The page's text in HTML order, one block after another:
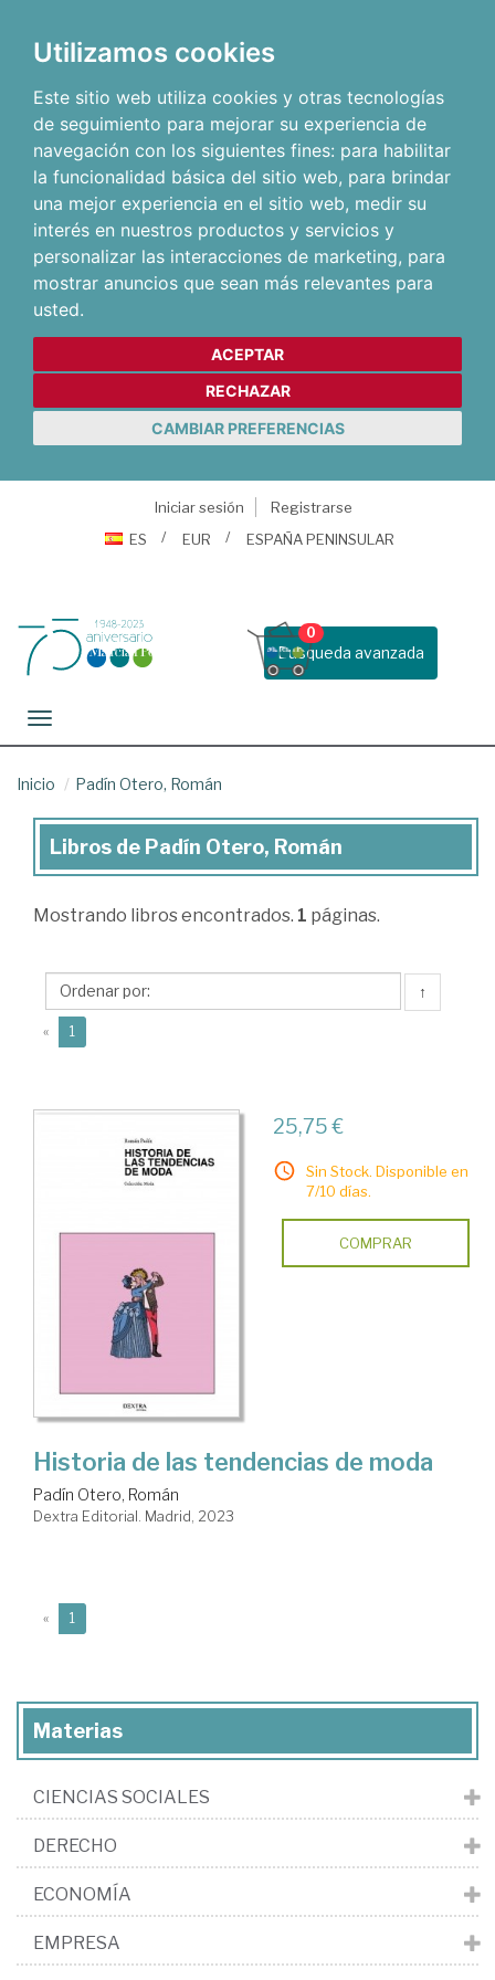
Utilizamos cookies
Este sitio web utiliza cookies y otras tecnologías
de seguimiento para mejorar su experiencia de
navegación con los siguientes fines: para habilitar
la funcionalidad básica del sitio web, para brindar
una mejor experiencia en el sitio web, medir su
interés en nuestros productos y servicios y
personalizar las interacciones de marketing, para
mostrar anuncios que sean más relevantes para
usted.
ACEPTAR
RECHAZAR
CAMBIAR PREFERENCIAS
Iniciar sesión
Registrarse
ES
EUR ESPAÑA PENINSULAR
Busqueda avanzada
0
Toggle navigation
Inicio Padín Otero, Román
Libros
Padín
Román
Libros de Padín Otero, Román
Mostrando libros encontrados. 1 páginas.
↑
« 1
25,75 €
Sin Stock. Disponible en
7/10 días.
COMPRAR
Historia de las tendencias de moda
Padín Otero, Román
Dextra Editorial. Madrid, 2023
« 1
Materias
CIENCIAS SOCIALES
DERECHO
ECONOMÍA
EMPRESA